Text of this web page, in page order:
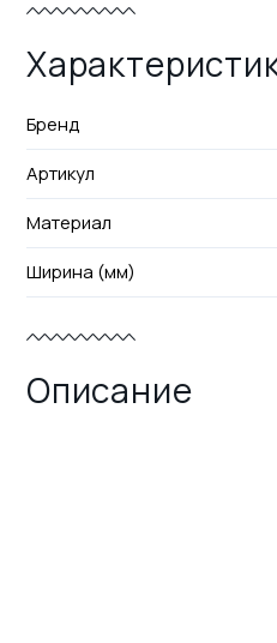
Бренд
Артикул
Материал
Ширина (мм)
Описание